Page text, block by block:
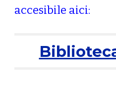
accesibile aici: